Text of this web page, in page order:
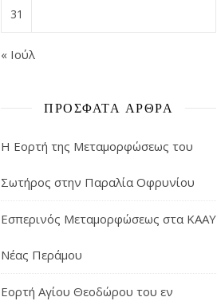
31
« Ιούλ
ΠΡΌΣΦΑΤΑ ΆΡΘΡΑ
Η Εορτή της Μεταμορφώσεως του
Σωτήρος στην Παραλία Οφρυνίου
Εσπερινός Μεταμορφώσεως στα ΚΑΑΥ
Νέας Περάμου
Εορτή Αγίου Θεοδώρου του εν